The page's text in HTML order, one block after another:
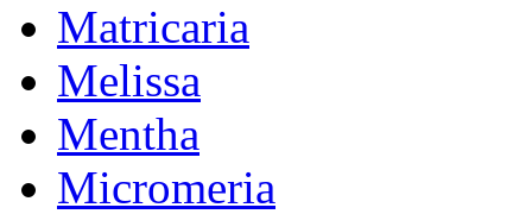
Matricaria
Melissa
Mentha
Micromeria